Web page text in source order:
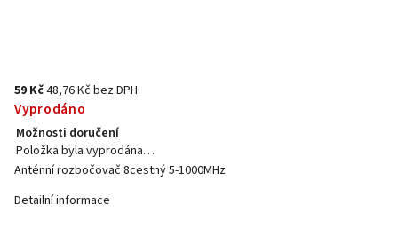
59 Kč48,76 Kč bez DPH
Vyprodáno
Možnosti doručení
Položka byla vyprodána…
Anténní rozbočovač 8cestný 5-1000MHz
Detailní informace